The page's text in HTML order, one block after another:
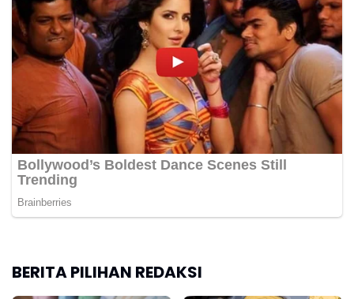
BERITA PILIHAN REDAKSI